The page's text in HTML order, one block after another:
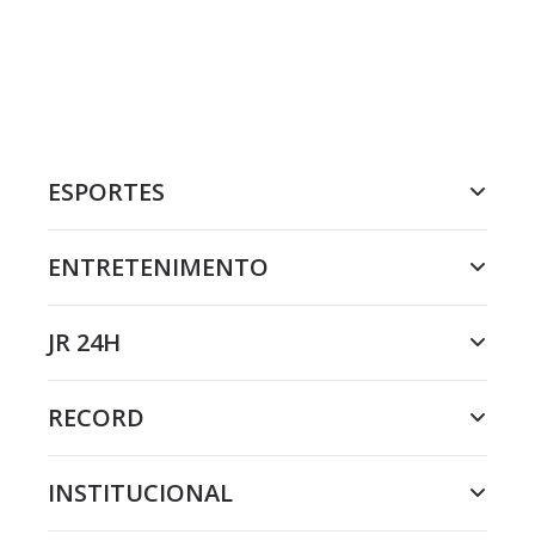
ESPORTES
ENTRETENIMENTO
JR 24H
RECORD
INSTITUCIONAL